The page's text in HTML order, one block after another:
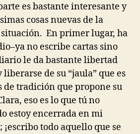
es bastante interesante y
cosas nuevas de la
En primer lugar, ha
no escribe cartas sino
le da bastante libertad
de su “jaula” que es
de tradición que propone su
eso es lo que tú no
estoy encerrada en mi
¡escribo todo aquello que se